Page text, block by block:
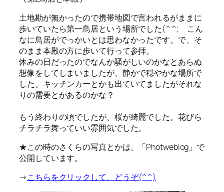
土地勘が無かったので携帯地図で言われるがままに
歩いていたら第一鳥居という場所でした(^^; こん
なに鳥居がでっかいとは思わなかったです。で、そ
のまま本殿の方に歩いて行って参拝。
休みの日だったのでなんか騒がしいのかなとあらぬ
想像をしてしまいましたが、静かで穏やかな場所で
した。キッチンカーとかも出ていてましたがそれな
りの需要とかあるのかな？
もう終わりの頃でしたが、桜が綺麗でした。花びら
チラチラ舞っていい雰囲気でした。
★この時のさくらの写真とかは、「Photweblog」で
公開しています。
→こちらをクリックして、どうぞ(^^)